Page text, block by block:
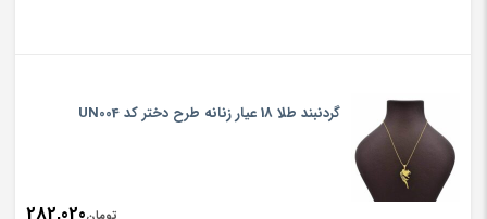
گردنبند طلا 18 عیار زنانه طرح دختر کد UN004
282,020